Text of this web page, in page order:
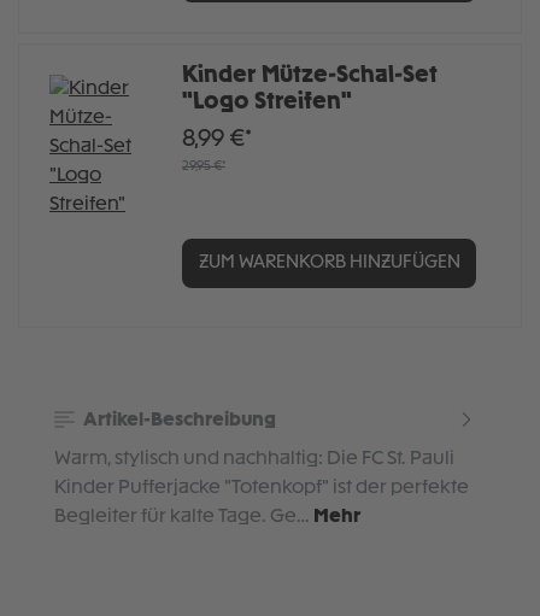
Kinder Mütze-Schal-Set
"Logo Streifen"
8,99 €*
29,95 €*
ZUM WARENKORB HINZUFÜGEN
Artikel-Beschreibung
Warm, stylisch und nachhaltig: Die FC St. Pauli
Kinder Pufferjacke "Totenkopf" ist der perfekte
Begleiter für kalte Tage. Ge… Mehr